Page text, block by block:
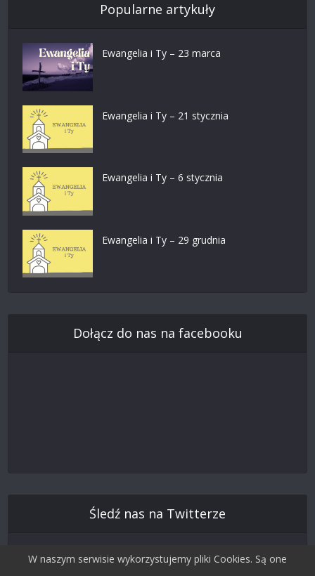
Popularne artykuły
Ewangelia i Ty – 23 marca
Ewangelia i Ty – 21 stycznia
Ewangelia i Ty – 6 stycznia
Ewangelia i Ty – 29 grudnia
Dołącz do nas na facebooku
Śledź nas na Twitterze
W naszym serwisie wykorzystujemy pliki Cookies. Są one